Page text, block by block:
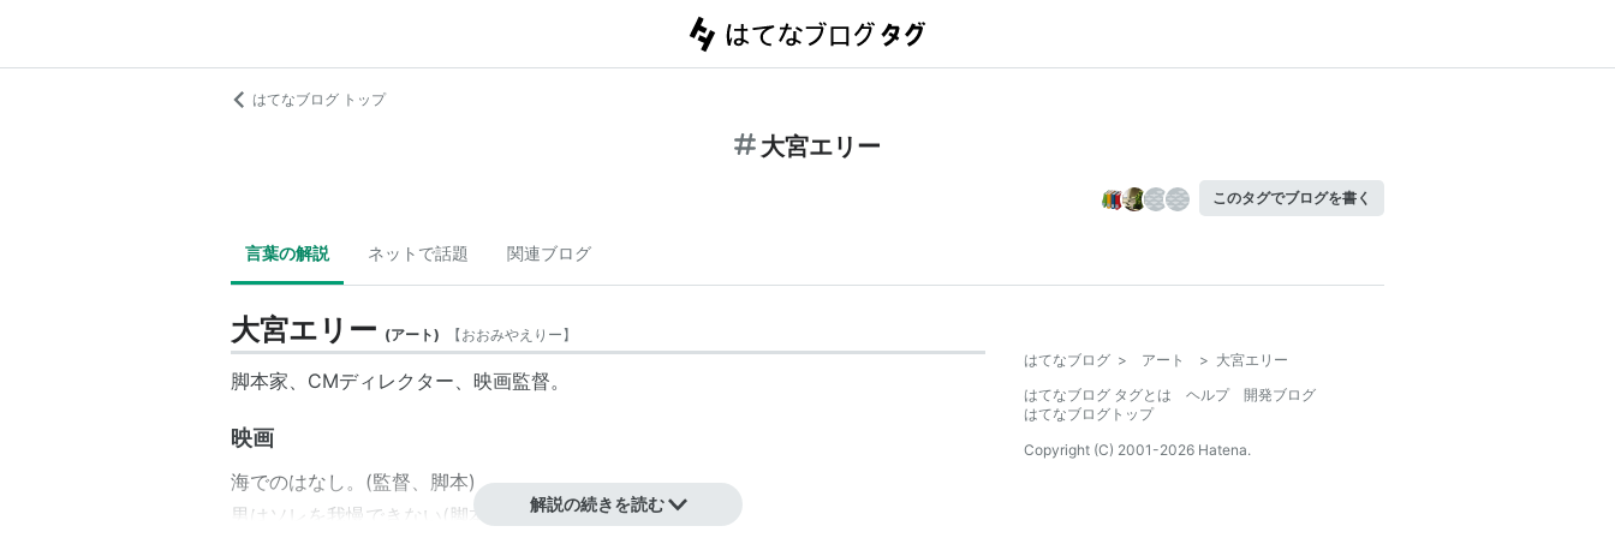
はてなブログ トップ
大宮エリー
このタグでブログを書く
言葉の解説 ネットで話題 関連ブログ
大宮エリー (アート) 【おおみやえりー】
脚本家、CMディレクター、映画監督。
映画
海でのはなし。(監督、脚本)
男はソレを我慢できない(脚本)
解説の続きを読む
はてなブログ > アート > 大宮エリー
はてなブログ タグとは
ヘルプ
開発ブログ
はてなブログトップ
Copyright (C) 2001-2026 Hatena.